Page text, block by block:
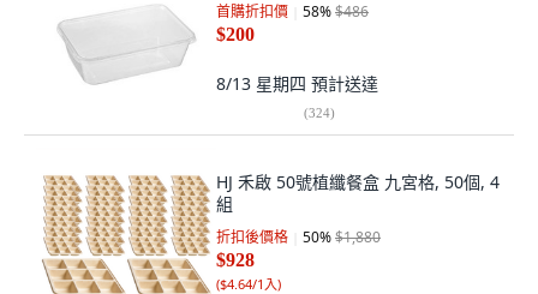
首購折扣價 58%$486
$200
8/13 星期四 預計送達
(324)
HJ 禾啟 50號植纖餐盒 九宮格, 50個, 4
組
折扣後價格 50%$1,880
$928
($4.64/1入)